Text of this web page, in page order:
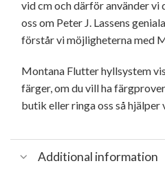
vid cm och därför använder vi
oss om Peter J. Lassens
förstår vi möjligheterna med
Montana Flutter hyllsystem
färger, om du vill ha
butik eller ringa oss så hjälper
Additional information